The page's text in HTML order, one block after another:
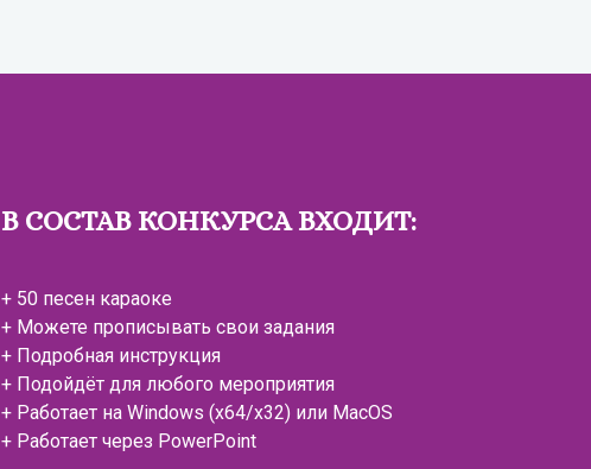
В СОСТАВ КОНКУРСА ВХОДИТ:
+ 50 песен караоке
+ Можете прописывать свои задания
+ Подробная инструкция
+ Подойдёт для любого мероприятия
+ Работает на Windows (x64/x32) или MacOS
+ Работает через PowerPoint